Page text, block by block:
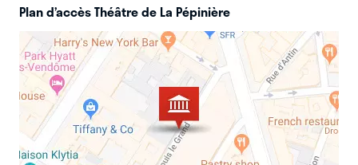
Plan d’accès Théâtre de La Pépinière